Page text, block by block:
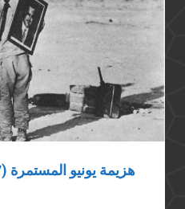
هزيمة يونيو المستمرة (١٢): السردية الإسرائيلية